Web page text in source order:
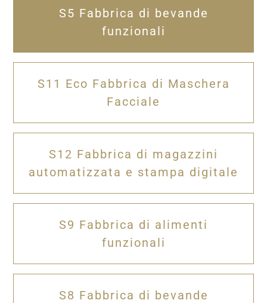
S5 Fabbrica di bevande
funzionali
S11 Eco Fabbrica di Maschera
Facciale
S12 Fabbrica di magazzini
automatizzata e stampa digitale
S9 Fabbrica di alimenti
funzionali
S8 Fabbrica di bevande